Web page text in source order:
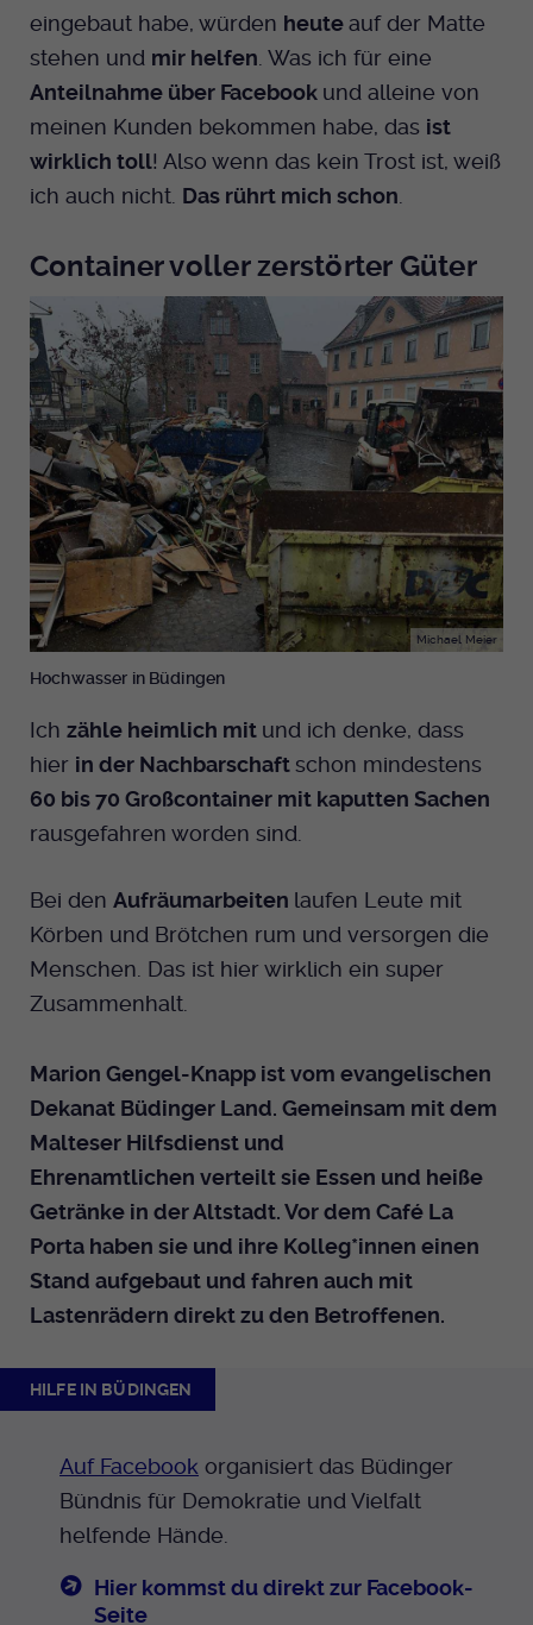
eingebaut habe, würden heuteauf der Matte
stehen und mir helfen . Was ich für eine
Anteilnahme über Facebook und alleine von
meinen Kunden bekommen habe, das ist
wirklich toll! Also wenn das kein Trost ist, weiß
ich auch nicht. Das rührt mich schon
Container voller zerstörter Güter
Michael Meier
Hochwasser in Büdingen
Ich zähle heimlich mit und ich denke, dass
hier in der Nachbarschaftschon mindestens
60 bis 70 Großcontainer mit kaputten Sachen
rausgefahren worden sind.
Bei den Aufräumarbeiten laufen Leute mit
Körben und Brötchen rum und versorgen die
Menschen. Das ist hier wirklich ein super
Zusammenhalt.
Marion Gengel-Knapp ist vom evangelischen
Dekanat Büdinger Land. Gemeinsam mit dem
Malteser Hilfsdienst und
Ehrenamtlichen verteilt sie Essen und heiße
Getränke in der Altstadt. Vor dem Café La
Porta haben sie und ihre Kolleg*innen einen
Stand aufgebaut und fahren auch mit
Lastenrädern direkt zu den Betroffenen.
HILFE IN BÜDINGEN
Auf Facebook organisiert das Büdinger
Bündnis für Demokratie und Vielfalt
helfende Hände.
Hier kommst du direkt zur Facebook-
Seite